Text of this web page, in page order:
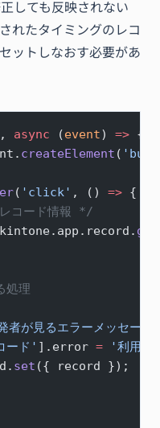
しても反映されない
れたタイミングのレコ
ットしなおす必要があ
, async (event) => {
createElement (
( 'click' , () => {
コード情報 */
kintone.app.record. get
処理
者が見るエラーメッセージ'
ード' ].error = '利用者
set ({ record });